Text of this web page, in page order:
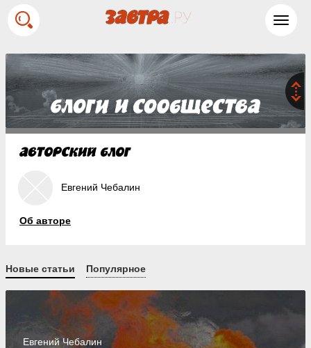
Евгений Чебалин
Об авторе
Новые статьи Популярное
ЕвгенийЧебалин